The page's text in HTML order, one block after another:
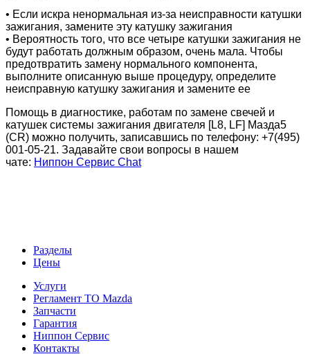
• Если искра ненормальная из-за неисправности катушки
зажигания, замените эту катушку зажигания
• Вероятность того, что все четыре катушки зажигания не
будут работать должным образом, очень мала. Чтобы
предотвратить замену нормального компонента,
выполните описанную выше процедуру, определите
неисправную катушку зажигания и замените ее
Помощь в диагностике, работам по замене свечей и
катушек системы зажигания двигателя [L8, LF] Мазда5
(CR) можно получить, записавшись по телефону: +7(495)
001-05-21. Задавайте свои вопросы в нашем
чате: Ниппон Сервис Chat
Разделы
Цены
Услуги
Регламент ТО Mazda
Запчасти
Гарантия
Ниппон Сервис
Контакты